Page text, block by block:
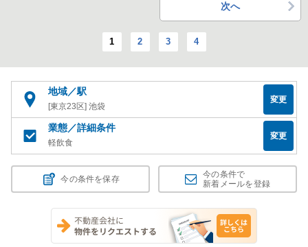
次へ
1 2 3 4
地域／駅
[東京23区] 池袋
変更
業態／詳細条件
軽飲食
変更
今の条件を保存
今の条件で
新着メールを登録